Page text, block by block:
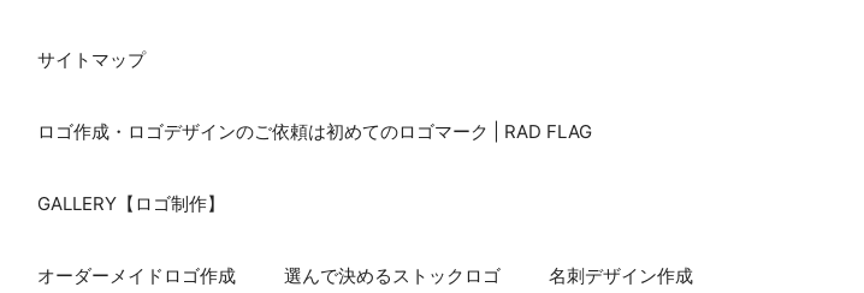
サイトマップ
ロゴ作成・ロゴデザインのご依頼は初めてのロゴマーク | RAD FLAG
GALLERY【ロゴ制作】
オーダーメイドロゴ作成 選んで決めるストックロゴ 名刺デザイン作成